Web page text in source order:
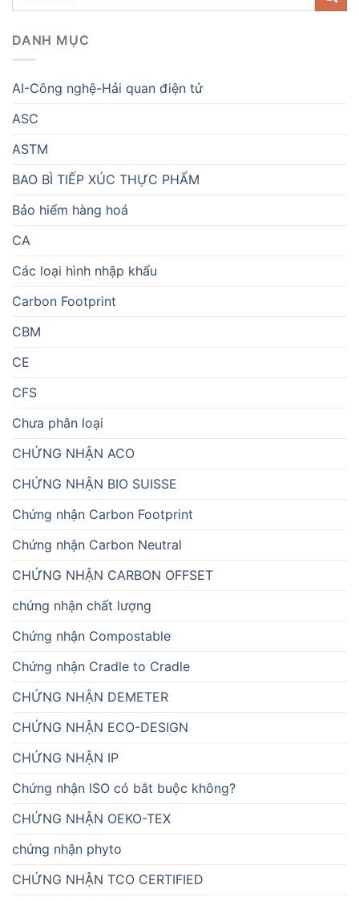
DANH MỤC
AI-Công nghệ-Hải quan điện tử
ASC
ASTM
BAO BÌ TIẾP XÚC THỰC PHẨM
Bảo hiểm hàng hoá
CA
Các loại hình nhập khẩu
Carbon Footprint
CBM
CE
CFS
Chưa phân loại
CHỨNG NHẬN ACO
CHỨNG NHẬN BIO SUISSE
Chứng nhận Carbon Footprint
Chứng nhận Carbon Neutral
CHỨNG NHẬN CARBON OFFSET
chứng nhận chất lượng
Chứng nhận Compostable
Chứng nhận Cradle to Cradle
CHỨNG NHẬN DEMETER
CHỨNG NHẬN ECO-DESIGN
CHỨNG NHẬN IP
Chứng nhận ISO có bắt buộc không?
CHỨNG NHẬN OEKO-TEX
chứng nhận phyto
CHỨNG NHẬN TCO CERTIFIED